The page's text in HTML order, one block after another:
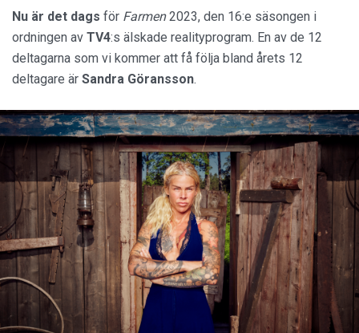
Nu är det dags för Farmen2023, den 16:e säsongen i
ordningen av TV4:s älskade realityprogram. En av de 12
deltagarna som vi kommer att få följa bland årets 12
deltagare är Sandra Göransson.